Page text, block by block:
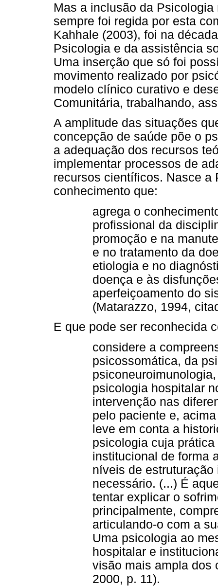
Mas a inclusão da
sempre foi regida por esta
Kahhale (2003), foi na
Psicologia e da assistência
Uma inserção que só foi
movimento realizado por
modelo clínico curativo e
Comunitária, trabalhando,
A amplitude das situações
concepção de saúde põe o
a adequação dos recursos
implementar processos de
recursos científicos. Nasce a
conhecimento que:
agrega o
profissional da
promoção e na
e no tratamento da
etiologia e no
doença e às
aperfeiçoamento do
(Matarazzo, 1994,
E que pode ser reconhecida
considere a
psicossomática, da
psicologia hospitalar
intervenção nas
pelo paciente e,
leve em conta a
psicologia cuja
institucional de forma
níveis de
necessário. (...) É
tentar explicar o
principalmente,
articulando-o com a
Uma psicologia ao
hospitalar e
visão mais ampla dos
2000, p. 11).